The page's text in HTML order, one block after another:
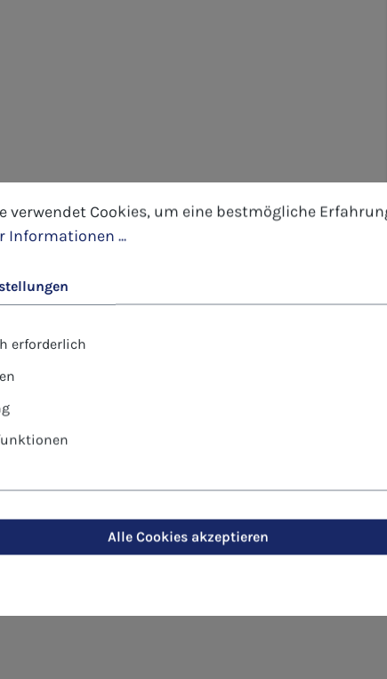
- Lächelnder Himmel"
Cookies, um eine bestmögliche Erfahrung
verwendet Cookies, um eine bestmögliche
Informationen ...
erforderlich
Alle Cookies akzeptieren